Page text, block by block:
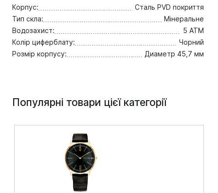
Корпус:
Сталь PVD покриття
Тип скла:
Мінеральне
Водозахист:
5 ATM
Колір циферблату:
Чорний
Розмір корпусу:
Диаметр 45,7 мм
Популярні товари цієї категорії